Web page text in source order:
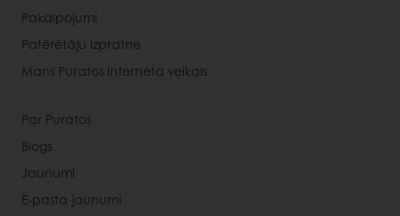
Pakalpojumi
Patērētāju izpratne
Mans Puratos interneta veikals
Par Puratos
Blogs
Jaunumi
E-pasta jaunumi